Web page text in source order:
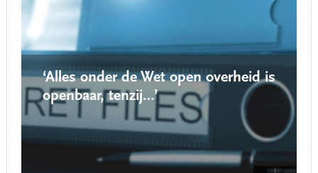
‘Alles onder de Wet open overheid is
openbaar, tenzij…’